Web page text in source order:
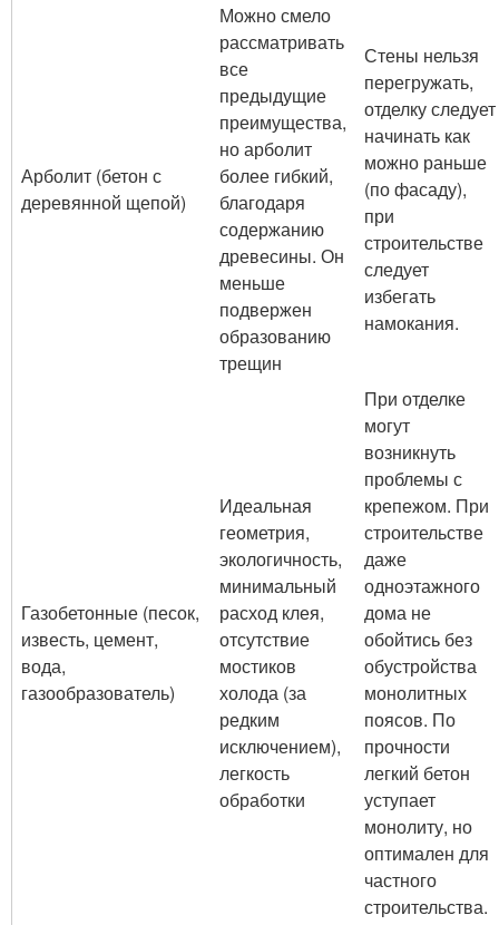
Арболит (бетон с
деревянной щепой)
Можно смело
рассматривать
все
предыдущие
преимущества,
но арболит
более гибкий,
благодаря
содержанию
древесины. Он
меньше
подвержен
образованию
трещин
Стены нельзя
перегружать,
отделку следует
начинать как
можно раньше
(по фасаду),
при
строительстве
следует
избегать
намокания.
Газобетонные (песок,
известь, цемент,
вода,
газообразователь)
Идеальная
геометрия,
экологичность,
минимальный
расход клея,
отсутствие
мостиков
холода (за
редким
исключением),
легкость
обработки
При отделке
могут
возникнуть
проблемы с
крепежом. При
строительстве
даже
одноэтажного
дома не
обойтись без
обустройства
монолитных
поясов. По
прочности
легкий бетон
уступает
монолиту, но
оптимален для
частного
строительства.